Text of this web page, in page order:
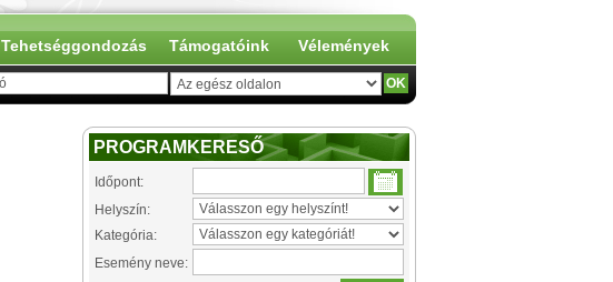
Tehetséggondozás Támogatóink Vélemények
PROGRAMKERESŐ
Időpont:
Helyszín:
Kategória:
Esemény neve: